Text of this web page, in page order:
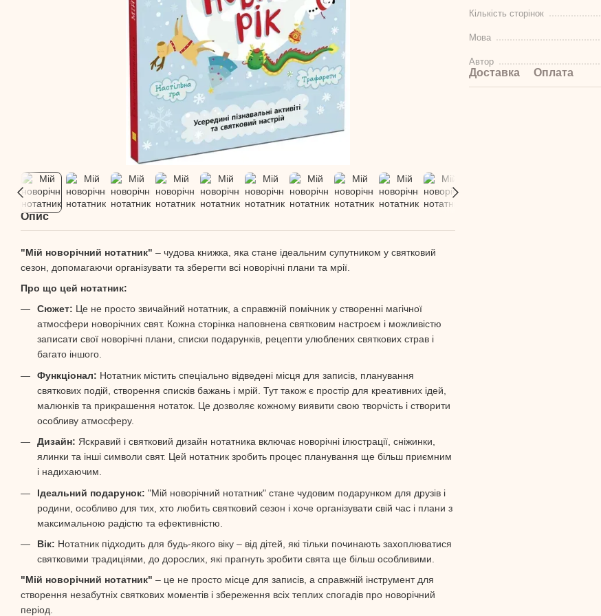
Опис
"Мій новорічний нотатник" – чудова книжка, яка стане ідеальним супутником у святковий
сезон, допомагаючи організувати та зберегти всі новорічні плани та мрії.
Про що цей нотатник:
Сюжет: Це не просто звичайний нотатник, а справжній помічник у створенні магічної
атмосфери новорічних свят. Кожна сторінка наповнена святковим настроєм і можливістю
записати свої новорічні плани, списки подарунків, рецепти улюблених святкових страв і
багато іншого.
Функціонал: Нотатник містить спеціально відведені місця для записів, планування
святкових подій, створення списків бажань і мрій. Тут також є простір для креативних ідей,
малюнків та прикрашення нотаток. Це дозволяє кожному виявити свою творчість і створити
особливу атмосферу.
Дизайн: Яскравий і святковий дизайн нотатника включає новорічні ілюстрації, сніжинки,
ялинки та інші символи свят. Цей нотатник зробить процес планування ще більш приємним
і надихаючим.
Ідеальний подарунок: "Мій новорічний нотатник" стане чудовим подарунком для друзів і
родини, особливо для тих, хто любить святковий сезон і хоче організувати свій час і плани з
максимальною радістю та ефективністю.
Вік: Нотатник підходить для будь-якого віку – від дітей, які тільки починають захоплюватися
святковими традиціями, до дорослих, які прагнуть зробити свята ще більш особливими.
"Мій новорічний нотатник" – це не просто місце для записів, а справжній інструмент для
створення незабутніх святкових моментів і збереження всіх теплих спогадів про новорічний
період.
Кількість сторінок
Мова
Автор
Доставка Оплата